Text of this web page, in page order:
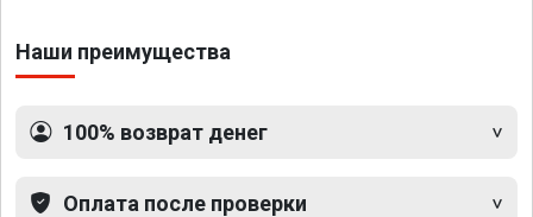
Наши преимущества
100% возврат денег
Оплата после проверки